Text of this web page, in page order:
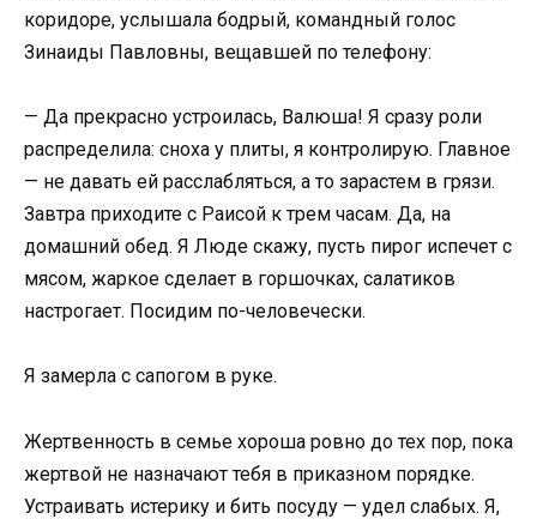
коридоре, услышала бодрый, командный голос
Зинаиды Павловны, вещавшей по телефону:
— Да прекрасно устроилась, Валюша! Я сразу роли
распределила: сноха у плиты, я контролирую. Главное
— не давать ей расслабляться, а то зарастем в грязи.
Завтра приходите с Раисой к трем часам. Да, на
домашний обед. Я Люде скажу, пусть пирог испечет с
мясом, жаркое сделает в горшочках, салатиков
настрогает. Посидим по-человечески.
Я замерла с сапогом в руке.
Жертвенность в семье хороша ровно до тех пор, пока
жертвой не назначают тебя в приказном порядке.
Устраивать истерику и бить посуду — удел слабых. Я,